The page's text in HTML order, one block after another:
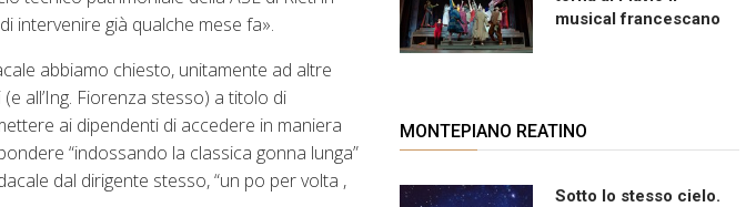
intervenire già qualche mese fa».
abbiamo chiesto, unitamente ad altre
all’Ing. Fiorenza stesso) a titolo di
ai dipendenti di accedere in maniera
“indossando la classica gonna lunga”
dal dirigente stesso, “un po per volta ,
musical francescano
MONTEPIANO REATINO
Sotto lo stesso cielo.